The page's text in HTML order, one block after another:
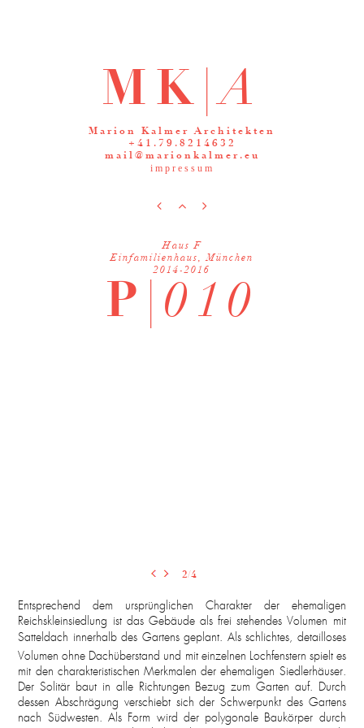
MK|A
Marion Kalmer Architekten
+41.79.8214632
mail@marionkalmer.eu
impressum
  
Haus F
Einfamilienhaus, München
2014-2016
P| 010
2/4
Entsprechend dem ursprünglichen Charakter der ehemaligen
Reichskleinsiedlung ist das Gebäude als frei stehendes Volumen mit
Satteldach innerhalb des Gartens geplant. Als schlichtes, detailloses
Volumen ohne Dachüberstand und mit einzelnen Lochfenstern spielt es
mit den charakteristischen Merkmalen der ehemaligen Siedlerhäuser.
Der Solitär baut in alle Richtungen Bezug zum Garten auf. Durch
dessen Abschrägung verschiebt sich der Schwerpunkt des Gartens
nach Südwesten. Als Form wird der polygonale Baukörper durch